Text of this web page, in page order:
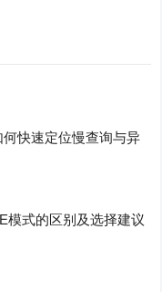
快速定位慢查询与异
模式的区别及选择建议